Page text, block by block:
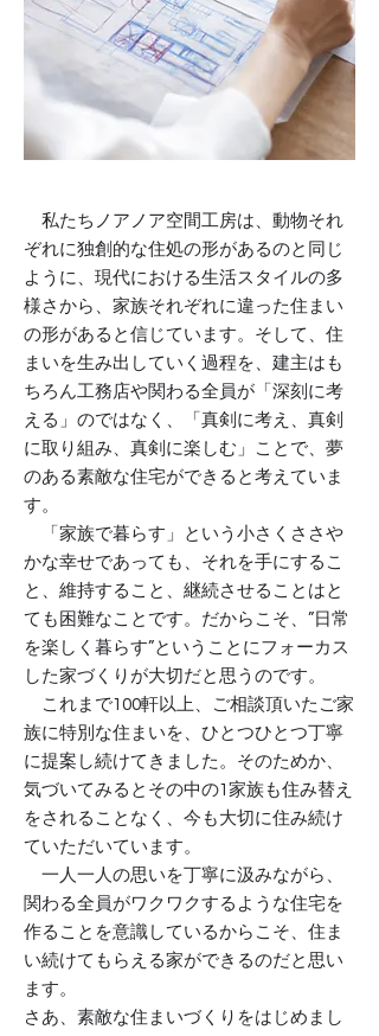
私たちノアノア空間工房は、動物それ
ぞれに独創的な住処の形があるのと同じ
ように、現代における生活スタイルの多
様さから、家族それぞれに違った住まい
の形があると信じています。そして、住
まいを生み出していく過程を、建主はも
ちろん工務店や関わる全員が「深刻に考
える」のではなく、「真剣に考え、真剣
に取り組み、真剣に楽しむ」ことで、夢
のある素敵な住宅ができると考えていま
す。
「家族で暮らす」という小さくささや
かな幸せであっても、それを手にするこ
と、維持すること、継続させることはと
ても困難なことです。だからこそ、”日常
を楽しく暮らす”ということにフォーカス
した家づくりが大切だと思うのです。
これまで100軒以上、ご相談頂いたご家
族に特別な住まいを、ひとつひとつ丁寧
に提案し続けてきました。そのためか、
気づいてみるとその中の1家族も住み替え
をされることなく、今も大切に住み続け
ていただいています。
一人一人の思いを丁寧に汲みながら、
関わる全員がワクワクするような住宅を
作ることを意識しているからこそ、住ま
い続けてもらえる家ができるのだと思い
ます。
さあ、素敵な住まいづくりをはじめまし